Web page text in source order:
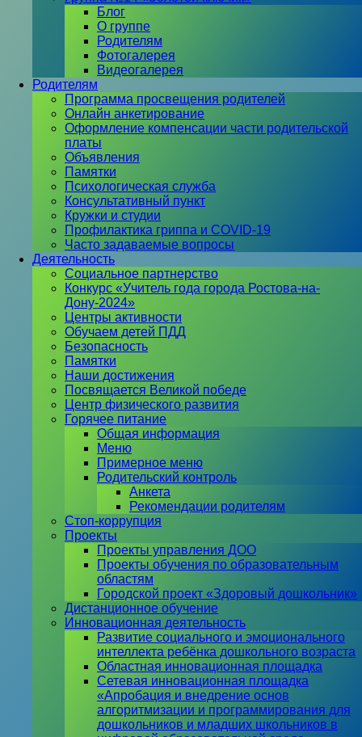
Блог
О группе
Родителям
Фотогалерея
Видеогалерея
Родителям
Программа просвещения родителей
Онлайн анкетирование
Оформление компенсации части родительской
платы
Объявления
Памятки
Психологическая служба
Консультативный пункт
Кружки и студии
Профилактика гриппа и COVID-19
Часто задаваемые вопросы
Деятельность
Социальное партнерство
Конкурс «Учитель года города Ростова-на-
Дону-2024»
Центры активности
Обучаем детей ПДД
Безопасность
Памятки
Наши достижения
Посвящается Великой победе
Центр физического развития
Горячее питание
Общая информация
Меню
Примерное меню
Родительский контроль
Анкета
Рекомендации родителям
Стоп-коррупция
Проекты
Проекты управления ДОО
Проекты обучения по образовательным
областям
Городской проект «Здоровый дошкольник»
Дистанционное обучение
Инновационная деятельность
Развитие социального и эмоционального
интеллекта ребёнка дошкольного возраста
Областная инновационная площадка
Сетевая инновационная площадка
«Апробация и внедрение основ
алгоритмизации и программирования для
дошкольников и младших школьников в